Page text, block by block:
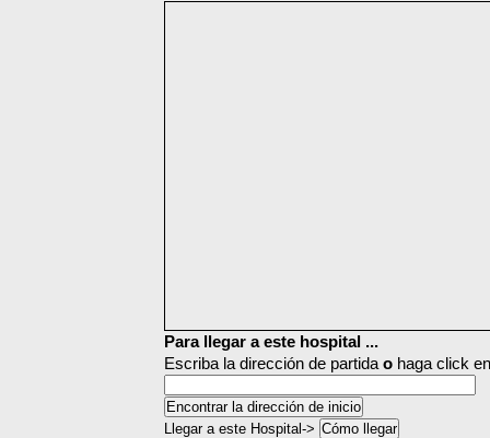
Para llegar a este hospital ...
Escriba la dirección de partida o haga click
Llegar a este Hospital->